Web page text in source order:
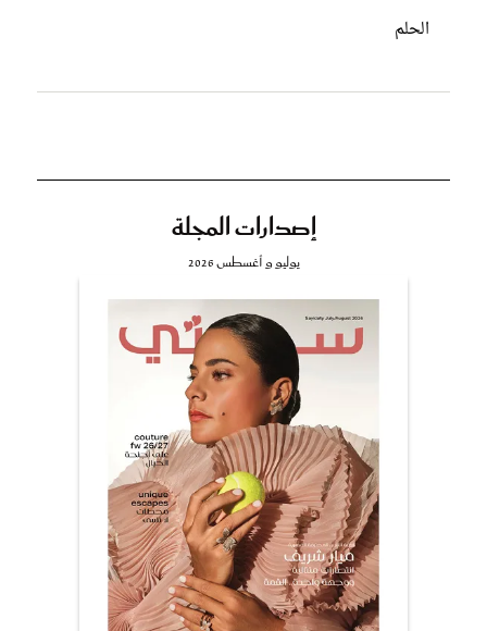
الحلم
إصدارات المجلة
يوليو و أغسطس 2026